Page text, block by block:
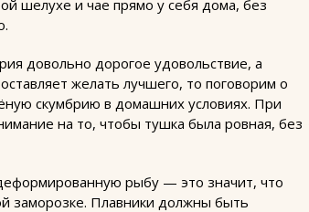
шелухе и чае прямо у себя дома, без
довольно дорогое удовольствие, а
желать лучшего, то поговорим о
скумбрию в домашних условиях. При
на то, чтобы тушка была ровная, без
рыбу — это значит, что
заморозке. Плавники должны быть